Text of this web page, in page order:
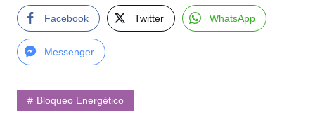
Facebook Twitter WhatsApp
Messenger
Bloqueo Energético